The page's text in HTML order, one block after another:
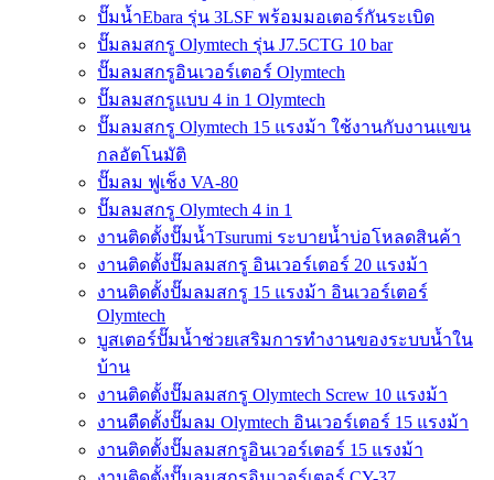
ปั๊มน้ำEbara รุ่น 3LSF พร้อมมอเตอร์กันระเบิด
ปั๊มลมสกรู Olymtech รุ่น J7.5CTG 10 bar
ปั๊มลมสกรูอินเวอร์เตอร์ Olymtech
ปั๊มลมสกรูแบบ 4 in 1 Olymtech
ปั๊มลมสกรู Olymtech 15 แรงม้า ใช้งานกับงานแขน
กลอัตโนมัติ
ปั๊มลม ฟูเช็ง VA-80
ปั๊มลมสกรู Olymtech 4 in 1
งานติดตั้งปั๊มน้ำTsurumi ระบายน้ำบ่อโหลดสินค้า
งานติดตั้งปั๊มลมสกรู อินเวอร์เตอร์ 20 แรงม้า
งานติดตั้งปั๊มลมสกรู 15 แรงม้า อินเวอร์เตอร์
Olymtech
บูสเตอร์ปั๊มน้ำช่วยเสริมการทำงานของระบบน้ำใน
บ้าน
งานติดตั้งปั๊มลมสกรู Olymtech Screw 10 แรงม้า
งานตืดตั้งปั๊มลม Olymtech อินเวอร์เตอร์ 15 แรงม้า
งานติดตั้งปั๊มลมสกรูอินเวอร์เตอร์ 15 แรงม้า